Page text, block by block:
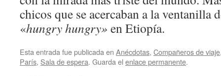
chicos que se acercaban a la ventanilla
«hungry hungry» en Etiopía.
Esta entrada fue publicada en Anécdotas, Compañeros de viaje
Parí­s, Sala de espera. Guarda el enlace permanente.